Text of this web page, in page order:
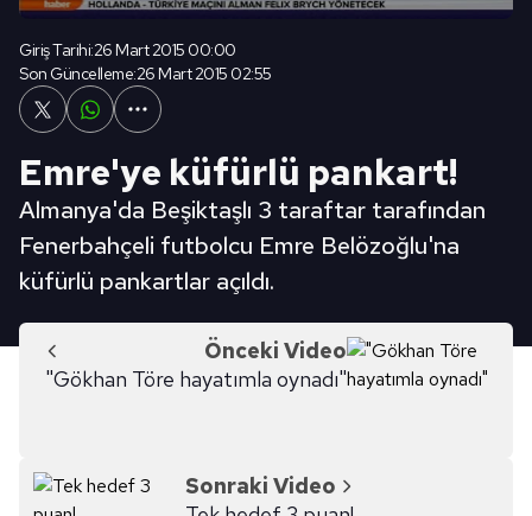
Giriş Tarihi:26 Mart 2015 00:00
Son Güncelleme:26 Mart 2015 02:55
Emre'ye küfürlü pankart!
Almanya'da Beşiktaşlı 3 taraftar tarafından
Fenerbahçeli futbolcu Emre Belözoğlu'na
küfürlü pankartlar açıldı.
Önceki Video
"Gökhan Töre hayatımla oynadı"
Sonraki Video